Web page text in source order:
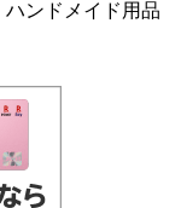
ンドメイド用品